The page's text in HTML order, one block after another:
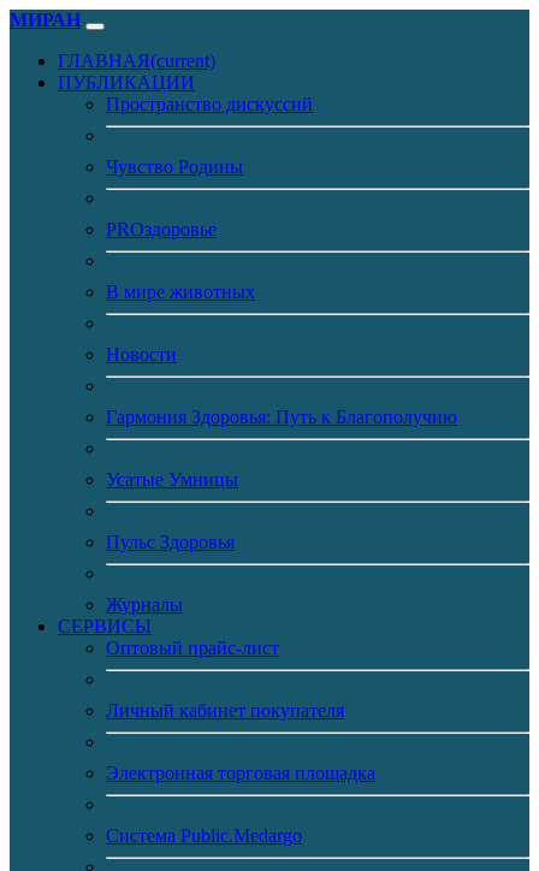
МИРАН
ГЛАВНАЯ(current)
ПУБЛИКАЦИИ
Пространство дискуссий
Чувство Родины
PROздоровье
В мире животных
Новости
Гармония Здоровья: Путь к Благополучию
Усатые Умницы
Пульс Здоровья
Журналы
CЕРВИСЫ
Оптовый прайс-лист
Личный кабинет покупателя
Электронная торговая площадка
Система Public.Medargo